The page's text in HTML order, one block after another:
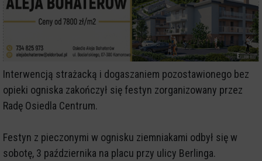
Interwencją strażacką i dogaszaniem pozostawionego bez
opieki ogniska zakończył się festyn zorganizowany przez
Radę Osiedla Centrum.
Festyn z pieczonymi w ognisku ziemniakami odbył się w
sobotę, 3 października na placu przy ulicy Berlinga.